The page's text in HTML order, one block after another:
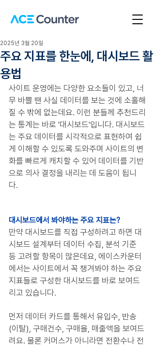
주요 지표를 한눈에, 대시보드 활
용법
2025년 3월 20일
사이트 운영에는 다양한 요소들이 있고, 너
무 바쁠 땐 사실 데이터를 보는 것에 소홀해
질 수 밖에 없는데요. 이런 분들께 추천드리
는 통계는 바로 '대시보드'입니다. 대시보드
는 주요 데이터를 시각적으로 표현하여 쉽
게 이해할 수 있도록 도와주며 사이트의 변
화를 빠르게 캐치할 수 있어 데이터를 기반
으로 의사 결정을 내리는 데 도움이 됩니
다.
대시보드에서 봐야하는 주요 지표는?
만약 대시보드를 직접 구성하려고 하면 대
시보드 설계부터 데이터 수집, 분석 기준
등 고려할 항목이 많은데요, 에이스카운터
에서는 사이트에서 꼭 챙겨봐야 하는 주요
지표들로 구성한 대시보드를 바로 보여드
리고 있습니다.
먼저 데이터 카드를 통해서 유입수, 반송
(이탈), 구매건수, 구매율, 매출액을 보여드
려요. 물론 커머스가 아니라면 전환수나 전